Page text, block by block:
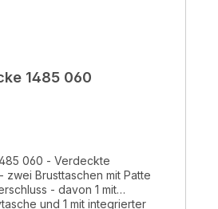
1485 060
Verdeckte
Brusttaschen mit Patte
- davon 1 mit
und 1 mit integrierter